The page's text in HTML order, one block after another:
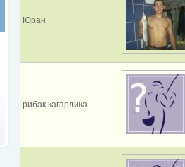
Юран
рибак кагарлика